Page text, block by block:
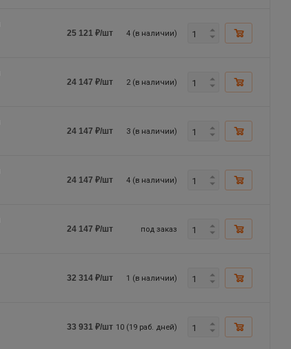
25 121 ₽/шт 4 (в наличии)
24 147 ₽/шт 2 (в наличии)
24 147 ₽/шт 3 (в наличии)
24 147 ₽/шт 4 (в наличии)
24 147 ₽/шт под заказ
32 314 ₽/шт 1 (в наличии)
33 931 ₽/шт 10 (19 раб. дней)